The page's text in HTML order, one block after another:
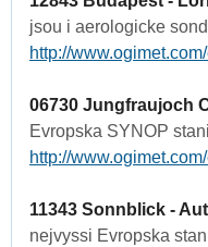
jsou i aerologicke
http://
06730 Jungfraujoch
Evropska SYNOP
http://
11343 Sonnblick -
nejvyssi Evropska